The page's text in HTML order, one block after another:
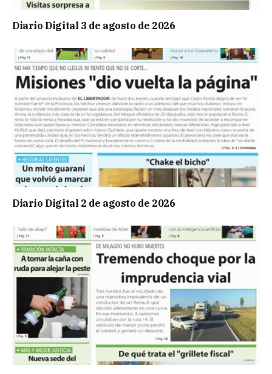
Diario Digital 3 de agosto de 2026
Diario Digital 2 de agosto de 2026